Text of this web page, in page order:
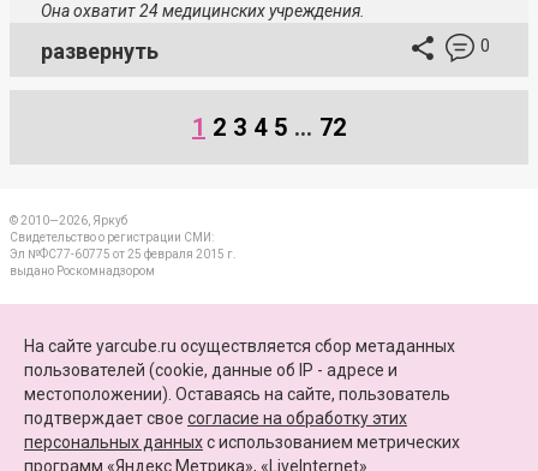
Она охватит 24 медицинских учреждения.
развернуть 0
1 2 3 4 5 ... 72
© 2010—2026, Яркуб
Свидетельство о регистрации СМИ:
Эл №ФС77-60775 от 25 февраля 2015 г.
выдано Роскомнадзором
ПАРТНЕРЫ
КАРТА САЙТА
+7 (4852) 64-15-52
На сайте yarcube.ru осуществляется сбор метаданных
пользователей (cookie, данные об IP - адресе и
местоположении). Оставаясь на сайте, пользователь
подтверждает свое согласие на обработку этих
персональных данныхc использованием метрических
программ «Яндекс.Метрика», «LiveInternet».